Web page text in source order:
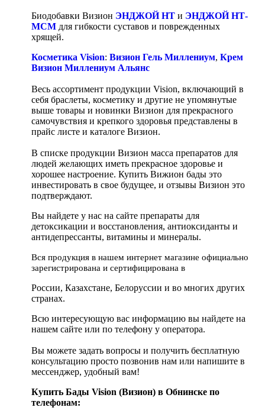
Биодобавки Визион ЭНДЖОЙ НТ и ЭНДЖОЙ НТ-
МСМ для гибкости суставов и поврежденных
хрящей.
Косметика Vision: Визион Гель Миллениум, Крем
Визион Миллениум Альянс
Весь ассортимент продукции Vision, включающий в
себя браслеты, косметику и другие не упомянутые
выше товары и новинки Визион для прекрасного
самочувствия и крепкого здоровья представлены в
прайс листе и каталоге Визион.
В списке продукции Визион масса препаратов для
людей желающих иметь прекрасное здоровье и
хорошее настроение. Купить Вижион бады это
инвестировать в свое будущее, и отзывы Визион это
подтверждают.
Вы найдете у нас на сайте препараты для
детоксикации и восстановления, антиоксиданты и
антидепрессанты, витамины и минералы.
Вся продукция в нашем интернет магазине официально
зарегистрирована и сертифицирована в
России, Казахстане, Белоруссии и во многих других
странах.
Всю интересующую вас информацию вы найдете на
нашем сайте или по телефону у оператора.
Вы можете задать вопросы и получить бесплатную
консультацию просто позвонив нам или напишите в
мессенджер, удобный вам!
Купить Бады Vision (Визион) в Обнинске по
телефонам: